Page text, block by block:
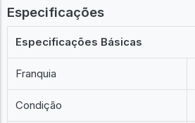
Especificações
Especificações Básicas
Franquia
Condição